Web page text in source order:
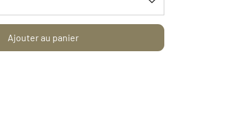
Ajouter au panier